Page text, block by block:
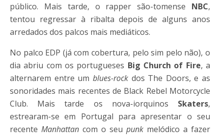
público. Mais tarde, o rapper são-tomense NBC,
tentou regressar à ribalta depois de alguns anos
arredados dos palcos mais mediáticos.
No palco EDP (já com cobertura, pelo sim pelo não), o
dia abriu com os portugueses Big Church of Fire, a
alternarem entre um blues-rockdos The Doors, e as
sonoridades mais recentes de Black Rebel Motorcycle
Club. Mais tarde os nova-iorquinos Skaters,
estrearam-se em Portugal para apresentar o seu
recente Manhattan com o seu punk melódico a fazer